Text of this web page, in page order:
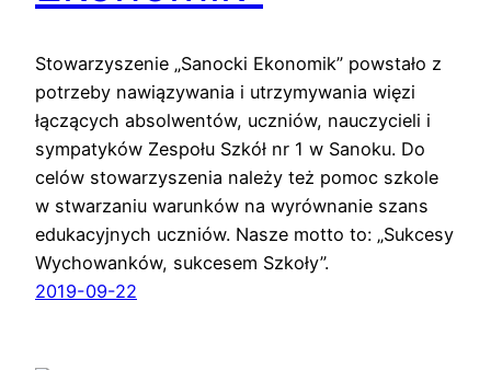
Stowarzyszenie „Sanocki Ekonomik” powstało z
potrzeby nawiązywania i utrzymywania więzi
łączących absolwentów, uczniów, nauczycieli i
sympatyków Zespołu Szkół nr 1 w Sanoku. Do
celów stowarzyszenia należy też pomoc szkole
w stwarzaniu warunków na wyrównanie szans
edukacyjnych uczniów. Nasze motto to: „Sukcesy
Wychowanków, sukcesem Szkoły”.
2019-09-22